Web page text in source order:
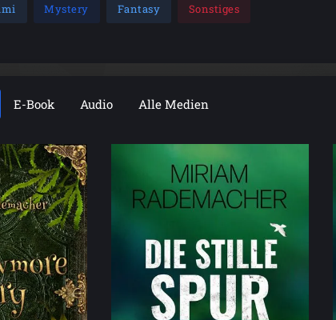
Mystery Fantasy Sonstiges
E-Book Audio Alle Medien